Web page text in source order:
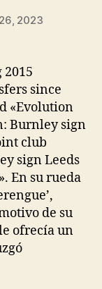
2023
since
«Evolution
Burnley sign
club
sign Leeds
En su rueda
de su
ofrecía un